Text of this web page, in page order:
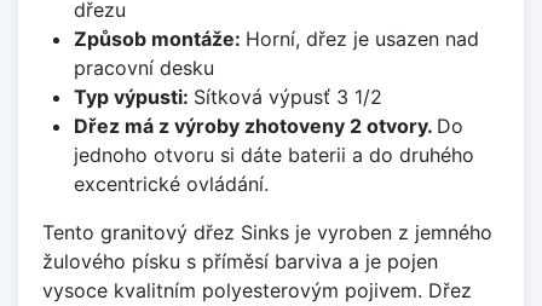
dřezu
Způsob montáže: Horní, dřez je usazen nad
pracovní desku
Typ výpusti: Sítková výpusť 3 1/2
Dřez má z výroby zhotoveny 2 otvory. Do
jednoho otvoru si dáte baterii a do druhého
excentrické ovládání.
Tento granitový dřez Sinks je vyroben z jemného
žulového písku s příměsí barviva a je pojen
vysoce kvalitním polyesterovým pojivem. Dřez